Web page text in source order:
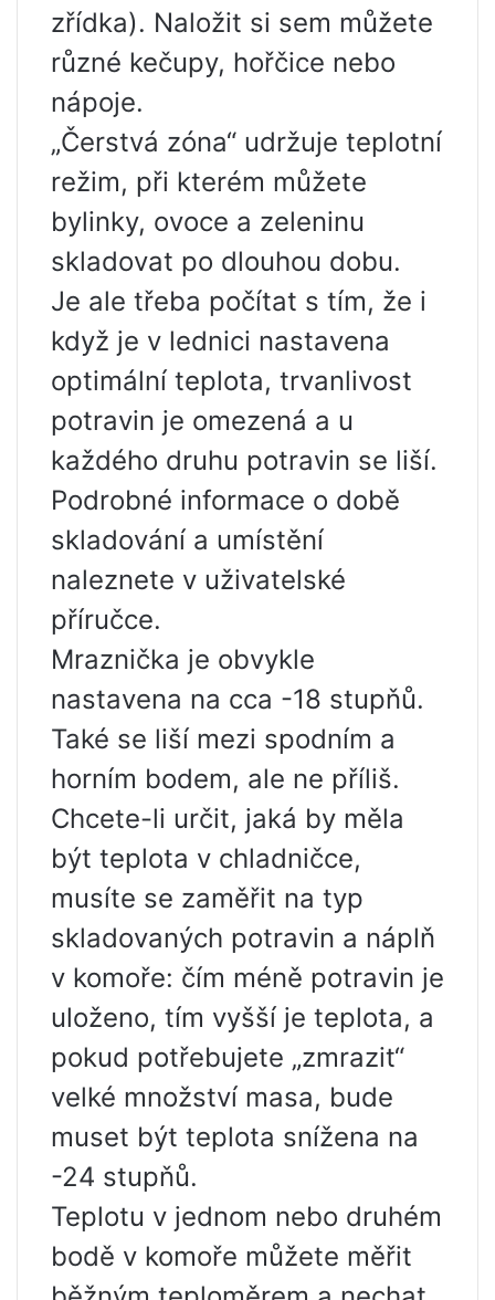
zřídka). Naložit si sem můžete
různé kečupy, hořčice nebo
nápoje.
„Čerstvá zóna“ udržuje teplotní
režim, při kterém můžete
bylinky, ovoce a zeleninu
skladovat po dlouhou dobu.
Je ale třeba počítat s tím, že i
když je v lednici nastavena
optimální teplota, trvanlivost
potravin je omezená a u
každého druhu potravin se liší.
Podrobné informace o době
skladování a umístění
naleznete v uživatelské
příručce.
Mraznička je obvykle
nastavena na cca -18 stupňů.
Také se liší mezi spodním a
horním bodem, ale ne příliš.
Chcete-li určit, jaká by měla
být teplota v chladničce,
musíte se zaměřit na typ
skladovaných potravin a náplň
v komoře: čím méně potravin je
uloženo, tím vyšší je teplota, a
pokud potřebujete „zmrazit“
velké množství masa, bude
muset být teplota snížena na
-24 stupňů.
Teplotu v jednom nebo druhém
bodě v komoře můžete měřit